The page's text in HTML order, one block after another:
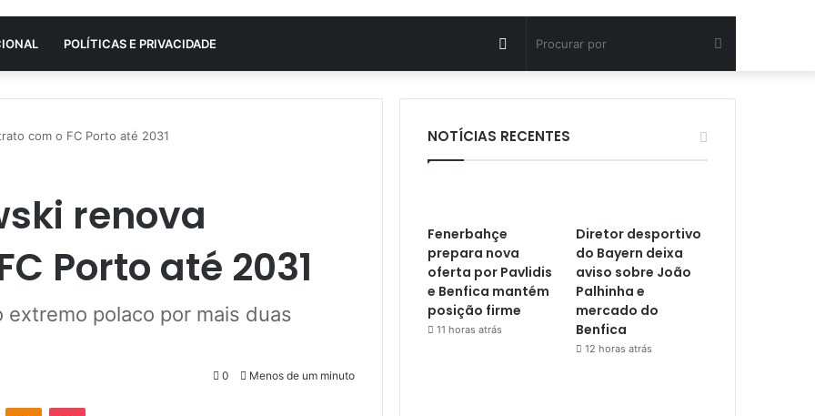
POLÍTICAS E PRIVACIDADE Procurar
por
Artigo
aleatório
com o FC Porto até 2031
renova
Porto até 2031
polaco por mais duas
0 Menos de um minuto
OK Pocket
NOTÍCIAS RECENTES
Fenerbahçe
prepara nova
oferta por Pavlidis
e Benfica mantém
posição firme
11 horas atrás
Diretor desportivo
do Bayern deixa
aviso sobre João
Palhinha e
mercado do
Benfica
12 horas atrás